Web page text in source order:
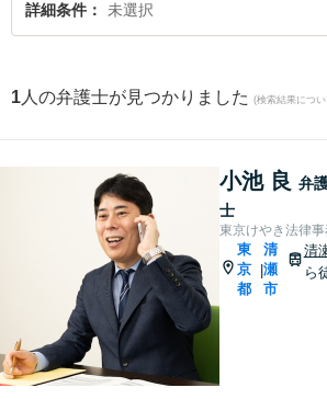
詳細条件 未選択
1 人の弁護士が見つかりました (検索結果につ
小池 良 弁
士
東京けやき法律
東
京
都
|
清
瀬
市
清
ら